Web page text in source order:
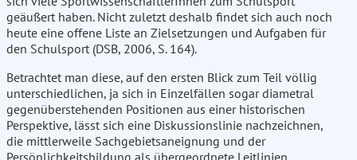
geäußert haben. Nicht zuletzt deshalb findet sich auch noch
heute eine offene Liste an Zielsetzungen und Aufgaben für
den Schulsport (DSB, 2006, S. 164).
Betrachtet man diese, auf den ersten Blick zum Teil völlig
unterschiedlichen, ja sich in Einzelfällen sogar diametral
gegenüberstehenden Positionen aus einer historischen
Perspektive, lässt sich eine Diskussionslinie nachzeichnen,
die mittlerweile Sachgebietsaneignung und der